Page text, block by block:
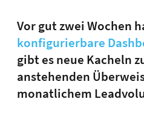
Vor gut zwei Wochen
konfigurierbare
gibt es neue Kacheln
anstehenden
monatlichem